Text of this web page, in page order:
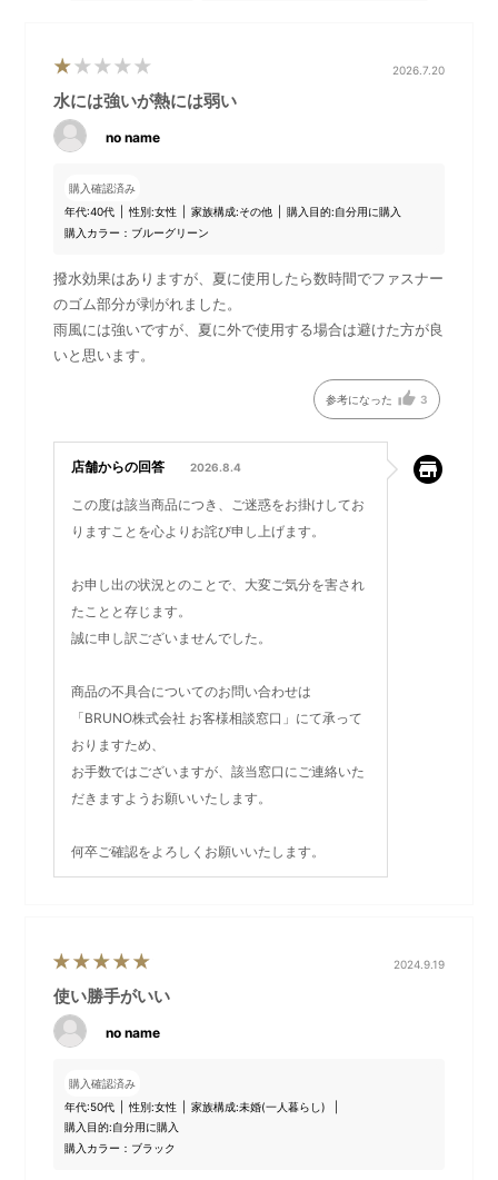
DETAIL
Urban×Casual
旅に、街歩きに、普段の生活で。
リーズ
日常生活の突然の雨や、天気の影響を受けやすいアウトドアシ
ーンにも大活躍するLIKIDシリーズ！
い目をなくし雨水の侵入を防ぐ仕様に。
最小限に留めた縫製部の裏側にはシーリング加工を施すこと
で、バッグ内部への雨水の侵入を防ぎます。
※防水加工生地を使用しておりますが、完全防水を必要とする用
途には適しておりません。
2026.7.20
水には強いが熱には弱い
no name
購入確認済み
年代:40代 性別:女性 家族構成:その他 購入目的:自分用に購入
購入カラー：ブルーグリーン
撥水効果はありますが、夏に使用したら数時間でファスナー
のゴム部分が剥がれました。
雨風には強いですが、夏に外で使用する場合は避けた方が良
いと思います。
参考になった 3
店舗からの回答 2026.8.4
この度は該当商品につき、ご迷惑をお掛けしてお
りますことを心よりお詫び申し上げます。
お申し出の状況とのことで、大変ご気分を害され
たことと存じます。
誠に申し訳ございませんでした。
商品の不具合についてのお問い合わせは
「BRUNO株式会社 お客様相談窓口」にて承って
おりますため、
お手数ではございますが、該当窓口にご連絡いた
だきますようお願いいたします。
何卒ご確認をよろしくお願いいたします。
2024.9.19
使い勝手がいい
no name
購入確認済み
年代:50代 性別:女性 家族構成:未婚(一人暮らし)
購入目的:自分用に購入
購入カラー：ブラック